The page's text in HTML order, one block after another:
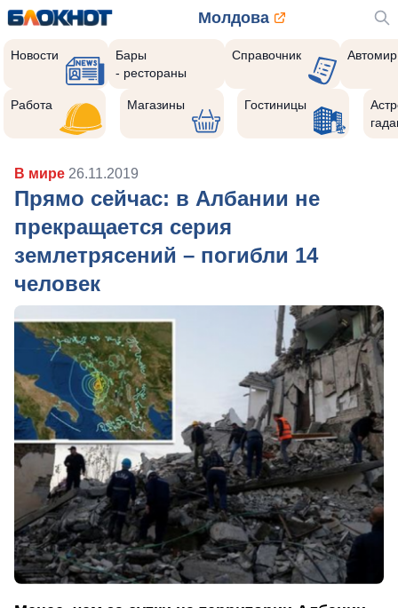
Молдова
Новости
Бары
- рестораны
Справочник Автомир
Работа Магазины Гостиницы
В мире 26.11.2019
Прямо сейчас: в Албании не
прекращается серия
землетрясений – погибли 14
человек